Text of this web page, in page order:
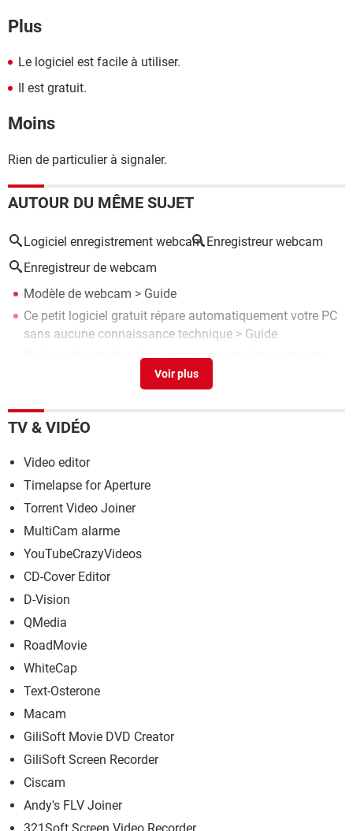
Plus
Le logiciel est facile à utiliser.
Il est gratuit.
Moins
Rien de particulier à signaler.
AUTOUR DU MÊME SUJET
Logiciel enregistrement webcam Enregistreur webcam
Enregistreur de webcam
Modèle de webcam > Guide
Ce petit logiciel gratuit répare automatiquement votre PC
sans aucune connaissance technique > Guide
Ce logiciel gratuit et léger optimise complètement votre
> Guide
supprime tout le superflu de Windows
Microsoft Money 2005 : gratuit et fonctionnel sous
Windows 10 et 11
TV & VIDÉO
Video editor
Timelapse for Aperture
Torrent Video Joiner
MultiCam alarme
YouTubeCrazyVideos
CD-Cover Editor
D-Vision
QMedia
RoadMovie
WhiteCap
Text-Osterone
Macam
GiliSoft Movie DVD Creator
GiliSoft Screen Recorder
Ciscam
Andy's FLV Joiner
321Soft Screen Video Recorder